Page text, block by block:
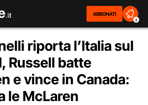
ABBONATI
2
riporta l’Italia sul
Russell batte
e vince in Canada:
le McLaren